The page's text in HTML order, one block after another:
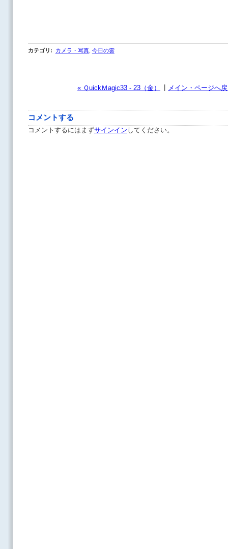
カテゴリ : カメラ・写真, 今日の雲
« ＱuickＭagic33 - 23（金） メイン・ページへ
コメントする
コメントするにはまずサインイン してください。